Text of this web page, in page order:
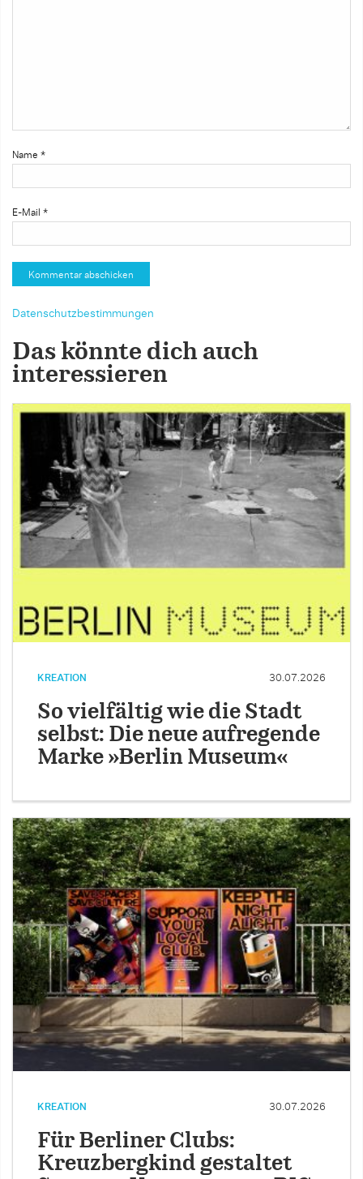
Name *
E-Mail *
Datenschutzbestimmungen
Das könnte dich auch
interessieren
KREATION 30.07.2026
So vielfältig wie die Stadt
selbst: Die neue aufregende
Marke »Berlin Museum«
KREATION 30.07.2026
Für Berliner Clubs:
Kreuzbergkind gestaltet